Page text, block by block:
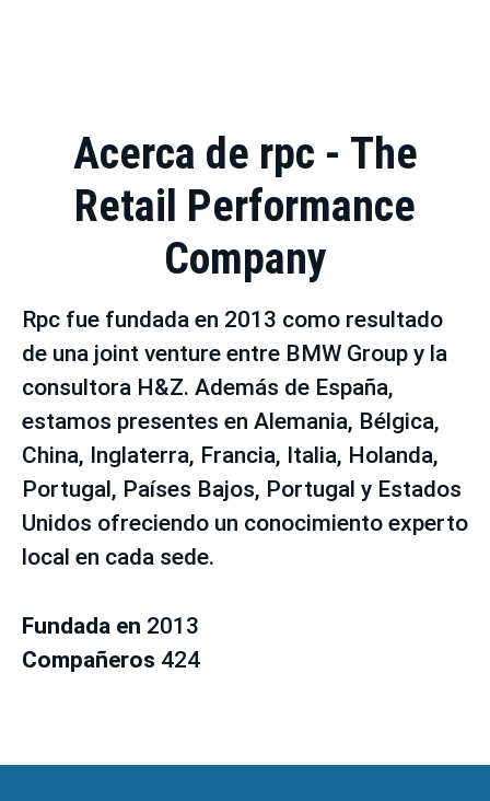
Acerca de rpc - The
Retail Performance
Company
Rpc fue fundada en 2013 como resultado
de una joint venture entre BMW Group y la
consultora H&Z. Además de España,
estamos presentes en Alemania, Bélgica,
China, Inglaterra, Francia, Italia, Holanda,
Portugal, Países Bajos, Portugal y Estados
Unidos ofreciendo un conocimiento experto
local en cada sede.
Fundada en 2013
Compañeros 424